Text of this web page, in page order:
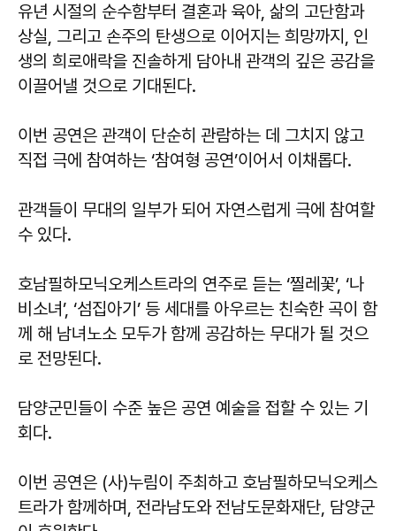
유년 시절의 순수함부터 결혼과 육아, 삶의 고단함과
상실, 그리고 손주의 탄생으로 이어지는 희망까지, 인
생의 희로애락을 진솔하게 담아내 관객의 깊은 공감을
이끌어낼 것으로 기대된다.
이번 공연은 관객이 단순히 관람하는 데 그치지 않고
직접 극에 참여하는 ‘참여형 공연’이어서 이채롭다.
관객들이 무대의 일부가 되어 자연스럽게 극에 참여할
수 있다.
호남필하모닉오케스트라의 연주로 듣는 ‘찔레꽃’, ‘나
비소녀’, ‘섬집아기’ 등 세대를 아우르는 친숙한 곡이 함
께 해 남녀노소 모두가 함께 공감하는 무대가 될 것으
로 전망된다.
담양군민들이 수준 높은 공연 예술을 접할 수 있는 기
회다.
이번 공연은 (사)누림이 주최하고 호남필하모닉오케스
트라가 함께하며, 전라남도와 전남도문화재단, 담양군